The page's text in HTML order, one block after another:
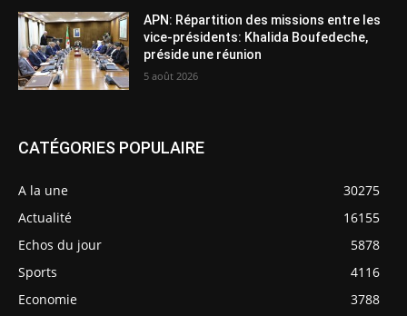
APN: Répartition des missions entre les
vice-présidents: Khalida Boufedeche,
préside une réunion
5 août 2026
CATÉGORIES POPULAIRE
A la une
30275
Actualité
16155
Echos du jour
5878
Sports
4116
Economie
3788